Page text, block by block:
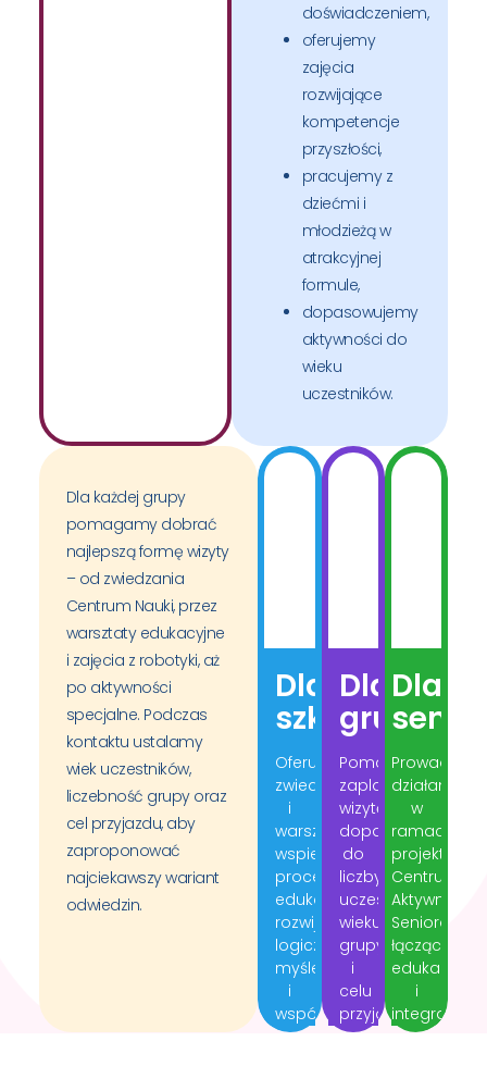
doświadczeniem,
oferujemy
zajęcia
rozwijające
kompetencje
przyszłości,
pracujemy z
dziećmi i
młodzieżą w
atrakcyjnej
formule,
dopasowujemy
aktywności do
wieku
uczestników.
Dla każdej grupy
pomagamy dobrać
najlepszą formę wizyty
– od zwiedzania
Centrum Nauki, przez
warsztaty edukacyjne
i zajęcia z robotyki, aż
po aktywności
specjalne. Podczas
kontaktu ustalamy
wiek uczestników,
liczebność grupy oraz
cel przyjazdu, aby
zaproponować
najciekawszy wariant
odwiedzin.
Dla
szkół
Oferujemy
zwiedzanie
i
warsztaty
wspierające
proces
edukacyjny,
rozwijające
logiczne
myślenie
i
współpracę
Dla
grup
Pomagamy
zaplanować
wizytę
dopasowaną
do
liczby
uczestników,
wieku
grupy
i
celu
przyjazdu.
Dla
Prowadzimy
działania
w
ramach
projektu
Centrum
Aktywnego
Seniora,
łączące
edukację
i
integrację